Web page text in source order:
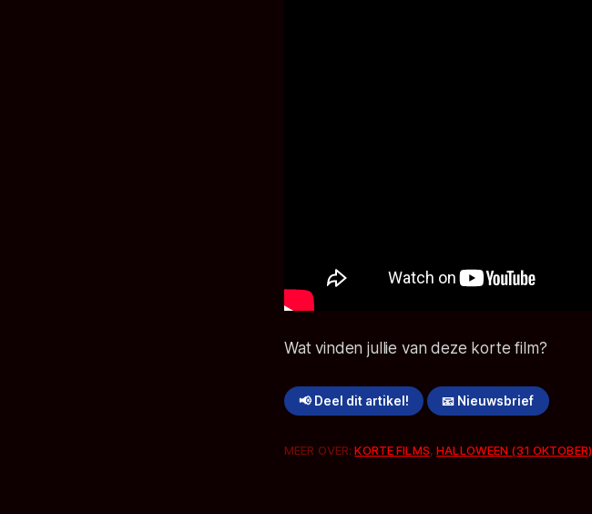
Wat vinden jullie van deze korte film?
📢 Deel dit artikel! 📧 Nieuwsbrief
MEER OVER:KORTE FILMS,HALLOWEEN (31 OKTOBER)